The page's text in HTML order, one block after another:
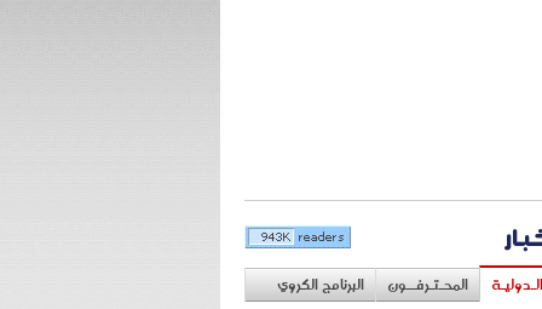
المحـتـرفــون البرنامج الكروي